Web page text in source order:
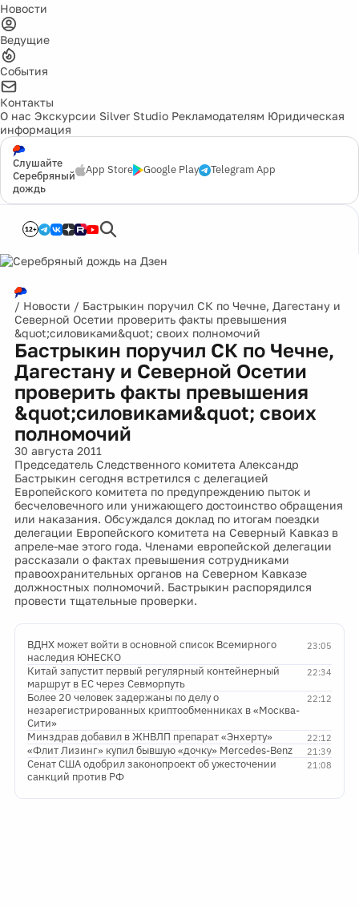
Новости
Ведущие
События
Контакты
О нас Экскурсии Silver Studio Рекламодателям Юридическая
информация
Слушайте
Серебряный
дождь
App Store Google Play Telegram App
12+
/ Новости / Бастрыкин поручил СК по Чечне, Дагестану и
Северной Осетии проверить факты превышения
&quot;силовиками&quot; своих полномочий
Бастрыкин поручил СК по Чечне,
Дагестану и Северной Осетии
проверить факты превышения
&quot;силовиками&quot; своих
полномочий
30 августа 2011
Председатель Следственного комитета Александр
Бастрыкин сегодня встретился с делегацией
Европейского комитета по предупреждению пыток и
бесчеловечного или унижающего достоинство обращения
или наказания. Обсуждался доклад по итогам поездки
делегации Европейского комитета на Северный Кавказ в
апреле-мае этого года. Членами европейской делегации
рассказали о фактах превышения сотрудниками
правоохранительных органов на Северном Кавказе
должностных полномочий. Бастрыкин распорядился
провести тщательные проверки.
23:05
ВДНХ может войти в основной список Всемирного
наследия ЮНЕСКО
22:34
Китай запустит первый регулярный контейнерный
маршрут в ЕС через Севморпуть
22:12
Более 20 человек задержаны по делу о
незарегистрированных криптообменниках в «Москва-
Сити»
22:12
Минздрав добавил в ЖНВЛП препарат «Энхерту»
21:39
«Флит Лизинг» купил бывшую «дочку» Mercedes-Benz
21:08
Сенат США одобрил законопроект об ужесточении
санкций против РФ